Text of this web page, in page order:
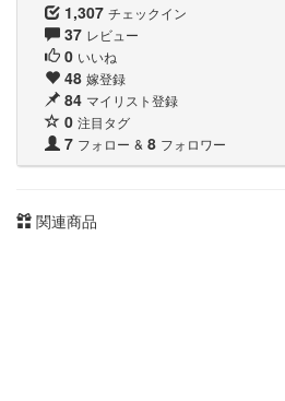
1,307 チェックイン
37 レビュー
0 いいね
48 嫁登録
84 マイリスト登録
0 注目タグ
7 フォロー & 8 フォロワー
関連商品